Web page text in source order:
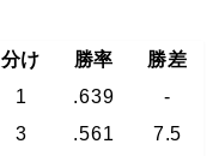
分け 勝率
勝差
1 .639
-
3 .561
7.5